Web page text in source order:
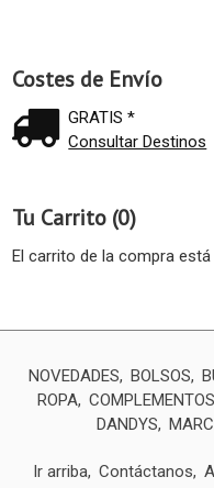
Costes de Envío
GRATIS *
Consultar Destinos
Tu Carrito (0)
El carrito de la compra está
NOVEDADES BOLSOS
ROPA COMPLEMENTOS
DANDYS
Ir arriba Contáctanos